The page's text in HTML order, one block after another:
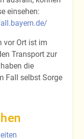
einsehen:
vor Ort ist im
Transport zur
die
Fall selbst Sorge